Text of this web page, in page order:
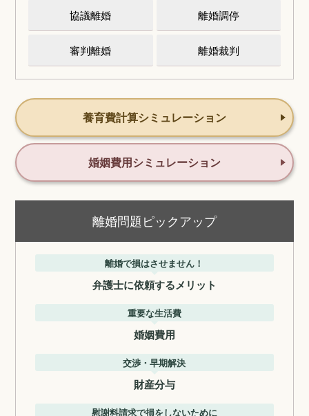
協議離婚 離婚調停
審判離婚 離婚裁判
養育費計算シミュレーション
婚姻費用シミュレーション
離婚問題ピックアップ
離婚で損はさせません！
弁護士に依頼するメリット
重要な生活費
婚姻費用
交渉・早期解決
財産分与
慰謝料請求で損をしないために